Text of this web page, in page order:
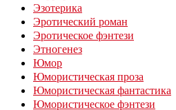
Эзотерика
Эротический роман
Эротическое фэнтези
Этногенез
Юмор
Юмористическая проза
Юмористическая фантастика
Юмористическое фэнтези